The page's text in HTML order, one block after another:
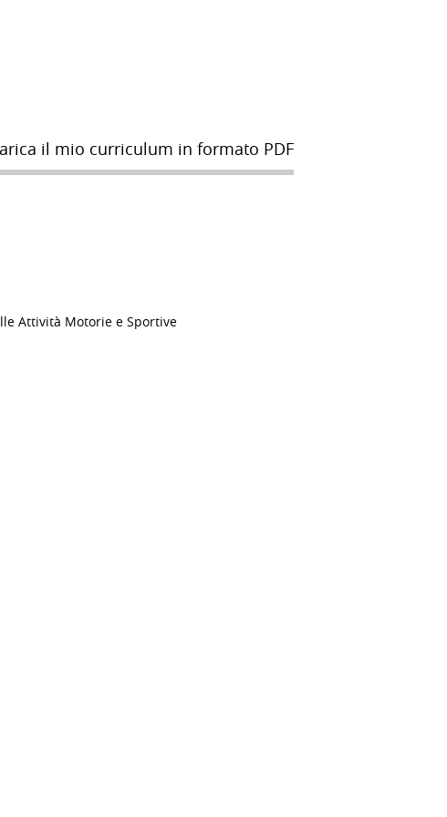
il mio curriculum in formato PDF
Attività Motorie e Sportive